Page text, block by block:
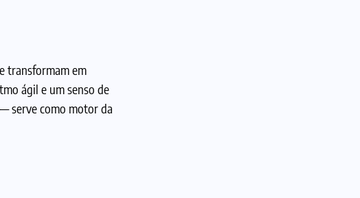
transformam em
ágil e um senso de
serve como motor da